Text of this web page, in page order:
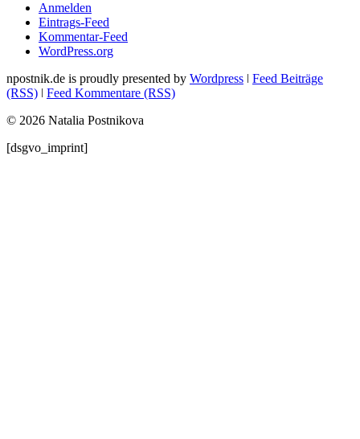
Anmelden
Eintrags-Feed
Kommentar-Feed
WordPress.org
npostnik.de is proudly presented by Wordpress ǀ Feed Beiträge
(RSS) ǀ Feed Kommentare (RSS)
© 2026 Natalia Postnikova
[dsgvo_imprint]